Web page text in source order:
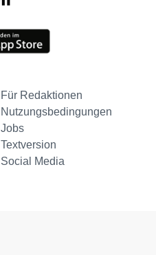
Für Redaktionen
Nutzungsbedingungen
Jobs
Textversion
Social Media